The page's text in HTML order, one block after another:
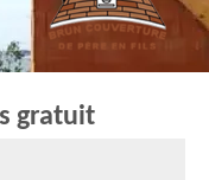
gratuit